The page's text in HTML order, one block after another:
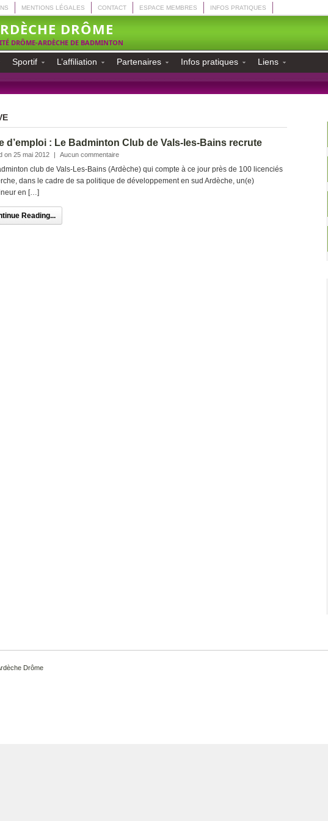
MENTIONS LÉGALES CONTACT ESPACE MEMBRES INFOS PRATIQUES
DRÔME
DRÔME-ARDÈCHE DE BADMINTON
Sportif L’affiliation Partenaires Infos pratiques Liens
d’emploi : Le Badminton Club de Vals-les-Bains recrute
on 25 mai 2012 | Aucun commentaire
club de Vals-Les-Bains (Ardèche) qui compte à ce jour près de 100 licenciés
dans le cadre de sa politique de développement en sud Ardèche, un(e)
en […]
Reading...
Drôme